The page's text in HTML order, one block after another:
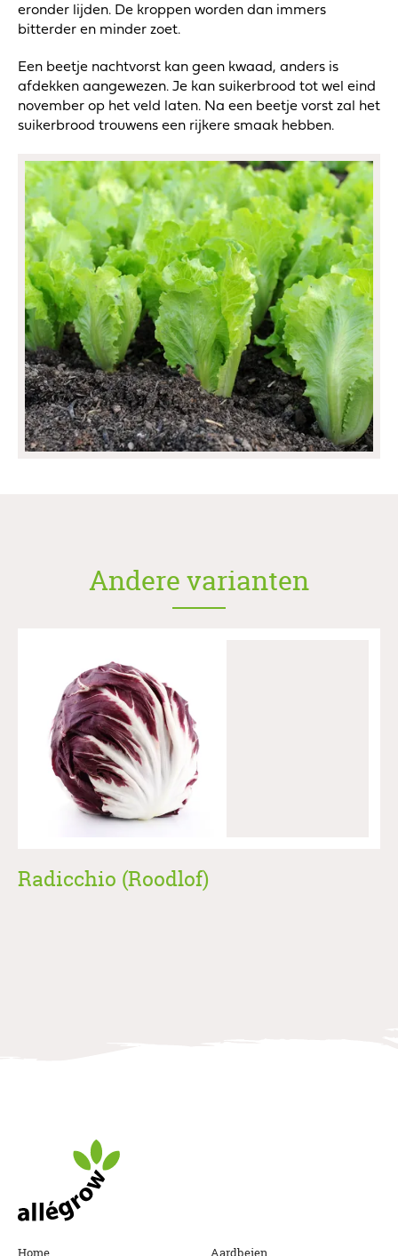
eronder lijden. De kroppen worden dan immers
bitterder en minder zoet.
Een beetje nachtvorst kan geen kwaad, anders is
afdekken aangewezen. Je kan suikerbrood tot wel eind
november op het veld laten. Na een beetje vorst zal het
suikerbrood trouwens een rijkere smaak hebben.
Andere varianten
Radicchio (Roodlof)
Home Aardbeien